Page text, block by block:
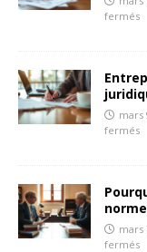
fermés
mars
fermés
mars
fermés